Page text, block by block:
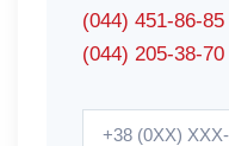
(044) 451-86-85
(044) 205-38-70